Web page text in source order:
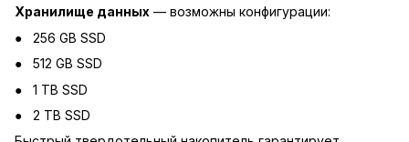
Хранилище данных — возможны конфигурации:
256 GB SSD
512 GB SSD
1 TB SSD
2 TB SSD